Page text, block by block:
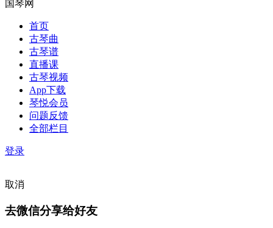
国琴网
首页
古琴曲
古琴谱
直播课
古琴视频
App下载
琴悦会员
问题反馈
全部栏目
登录
取消
去微信分享给好友